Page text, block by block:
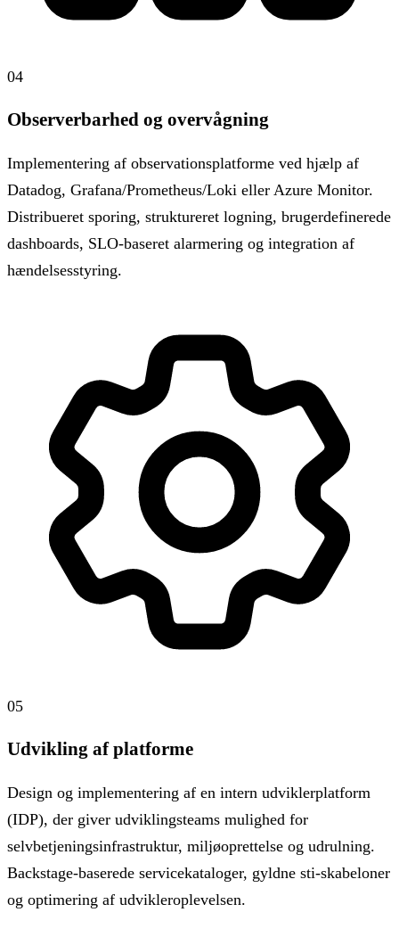
04
Observerbarhed og overvågning
Implementering af observationsplatforme ved hjælp af
Datadog, Grafana/Prometheus/Loki eller Azure Monitor.
Distribueret sporing, struktureret logning, brugerdefinerede
dashboards, SLO-baseret alarmering og integration af
hændelsesstyring.
05
Udvikling af platforme
Design og implementering af en intern udviklerplatform
(IDP), der giver udviklingsteams mulighed for
selvbetjeningsinfrastruktur, miljøoprettelse og udrulning.
Backstage-baserede servicekataloger, gyldne sti-skabeloner
og optimering af udvikleroplevelsen.